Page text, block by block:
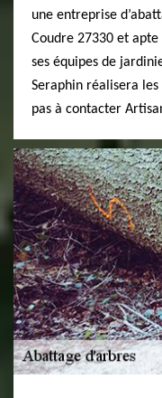
une entreprise
Coudre 27330 et
ses équipes de
Seraphin réalisera les
pas à contacter